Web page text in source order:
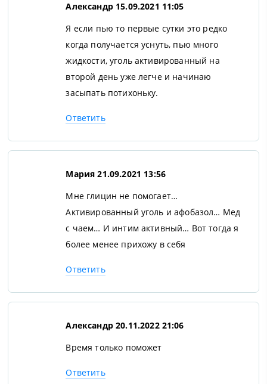
Александр 15.09.2021 11:05
Я если пью то первые сутки это редко
когда получается уснуть, пью много
жидкости, уголь активированный на
второй день уже легче и начинаю
засыпать потихоньку.
Ответить
Мария 21.09.2021 13:56
Мне глицин не помогает…
Активированный уголь и афобазол… Мед
с чаем… И интим активный… Вот тогда я
более менее прихожу в себя
Ответить
Александр 20.11.2022 21:06
Время только поможет
Ответить